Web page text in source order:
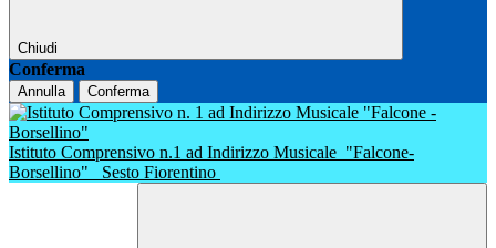
Chiudi
Conferma
Annulla Conferma
Istituto Comprensivo n.1 ad Indirizzo Musicale "Falcone-
Borsellino"
Sesto Fiorentino